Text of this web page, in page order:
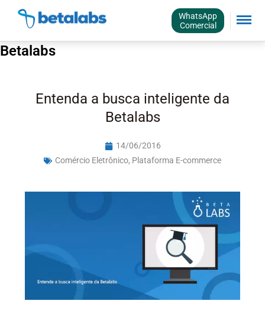
WhatsApp
Comercial
Betalabs
Entenda a busca inteligente da
Betalabs
14/06/2016
Comércio Eletrônico, Plataforma E-commerce